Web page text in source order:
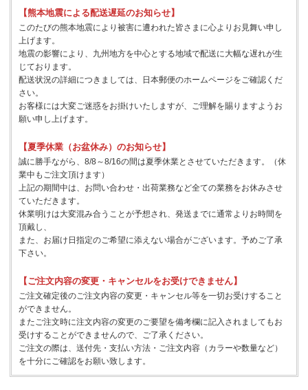
【熊本地震による配送遅延のお知らせ】
このたびの熊本地震により被害に遭われた皆さまに心よりお見舞い申し
上げます。
地震の影響により、九州地方を中心とする地域で配送に大幅な遅れが生
じております。
配送状況の詳細につきましては、日本郵便のホームページをご確認くだ
さい。
お客様には大変ご迷惑をお掛けいたしますが、ご理解を賜りますようお
願い申し上げます。
【夏季休業（お盆休み）のお知らせ】
誠に勝手ながら、8/8～8/16の間は夏季休業とさせていただきます。（休
業中もご注文頂けます）
上記の期間中は、お問い合わせ・出荷業務など全ての業務をお休みさせ
ていただきます。
休業明けは大変混み合うことが予想され、発送までに通常よりお時間を
頂戴し、
また、お届け日指定のご希望に添えない場合がございます。予めご了承
下さい。
【ご注文内容の変更・キャンセルをお受けできません】
ご注文確定後のご注文内容の変更・キャンセル等を一切お受けすること
ができません。
またご注文時に注文内容の変更のご要望を備考欄に記入されましてもお
受けすることができませんので、ご了承ください。
ご注文の際は、送付先・支払い方法・ご注文内容（カラーや数量など）
を十分にご確認をお願い致します。